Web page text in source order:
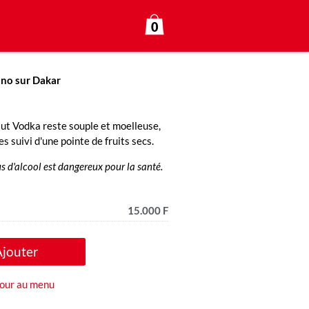
0
sur Dakar
Vodka reste souple et moelleuse,
suivi d'une pointe de fruits secs.
d'alcool est dangereux pour la santé.
15.000 F
au menu